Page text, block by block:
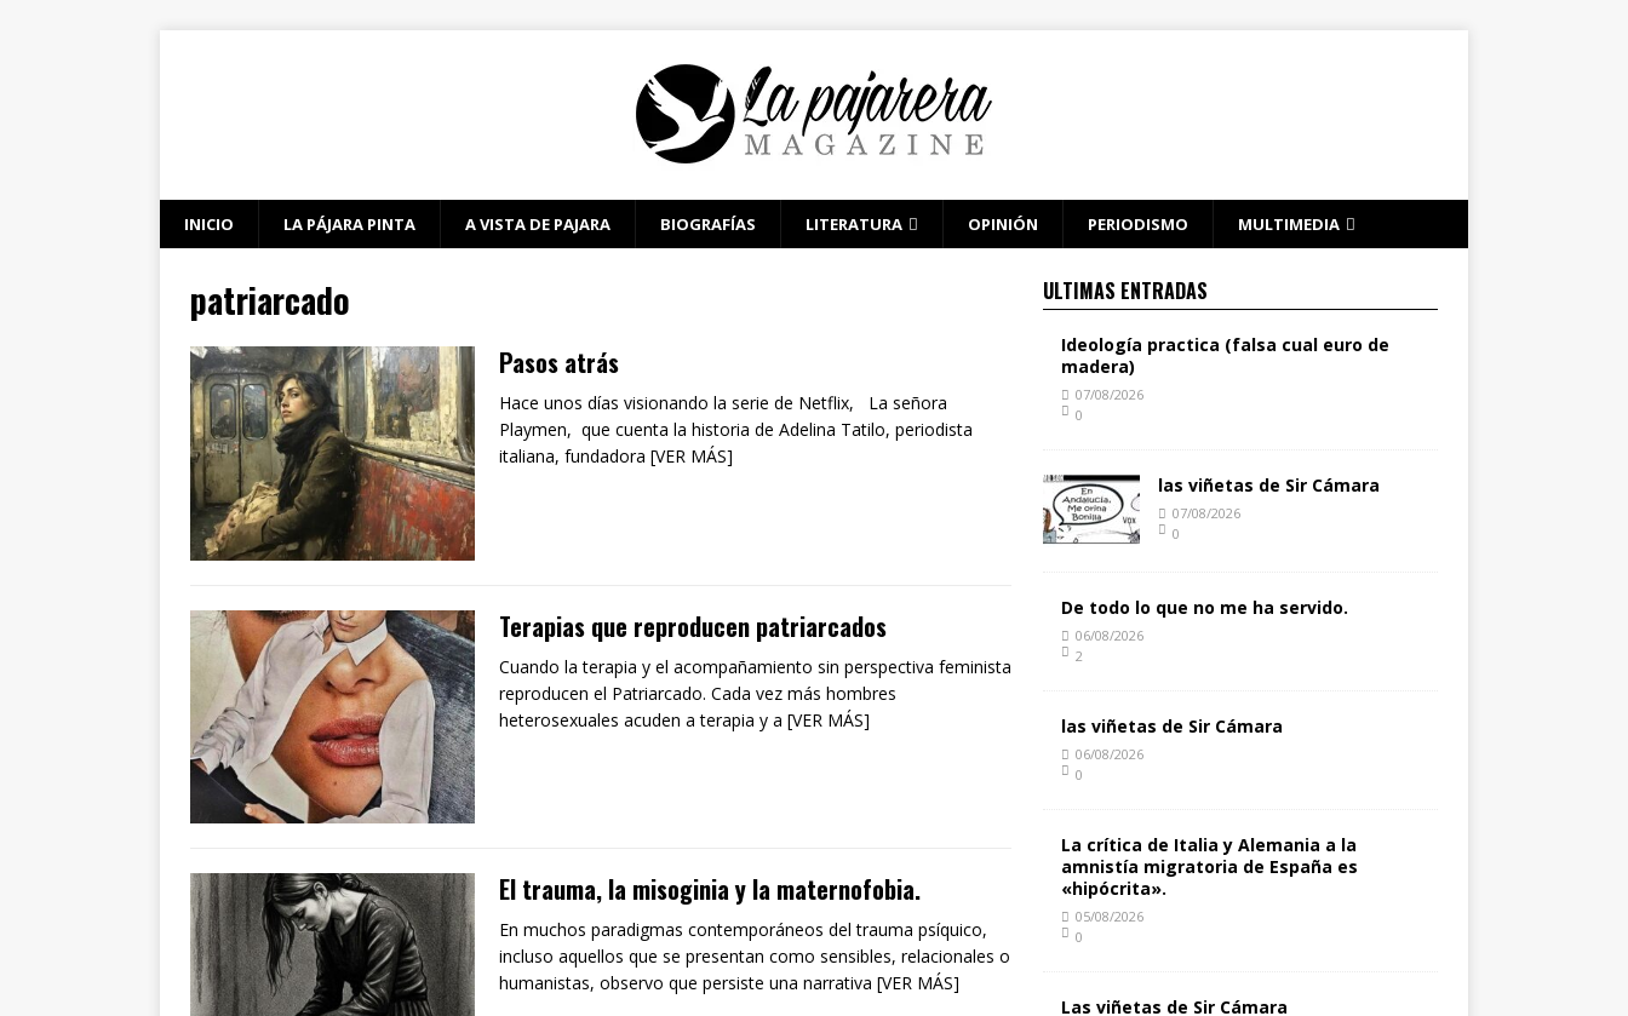
INICIO LA PÁJARA PINTA A VISTA DE PAJARA BIOGRAFÍAS LITERATURA OPINIÓN PERIODISMO MULTIMEDIA
patriarcado
Pasos atrás
Hace unos días visionando la serie de Netflix, La señora
Playmen, que cuenta la historia de Adelina Tatilo, periodista
italiana, fundadora [VER MÁS]
Terapias que reproducen patriarcados
Cuando la terapia y el acompañamiento sin perspectiva feminista
reproducen el Patriarcado. Cada vez más hombres
heterosexuales acuden a terapia y a [VER MÁS]
El trauma, la misoginia y la maternofobia.
En muchos paradigmas contemporáneos del trauma psíquico,
incluso aquellos que se presentan como sensibles, relacionales o
humanistas, observo que persiste una narrativa [VER MÁS]
ULTIMAS ENTRADAS
Ideología practica (falsa cual euro de
madera)
07/08/2026
0
las viñetas de Sir Cámara
07/08/2026
0
De todo lo que no me ha servido.
06/08/2026
2
las viñetas de Sir Cámara
06/08/2026
0
La crítica de Italia y Alemania a la
amnistía migratoria de España es
«hipócrita».
05/08/2026
0
Las viñetas de Sir Cámara